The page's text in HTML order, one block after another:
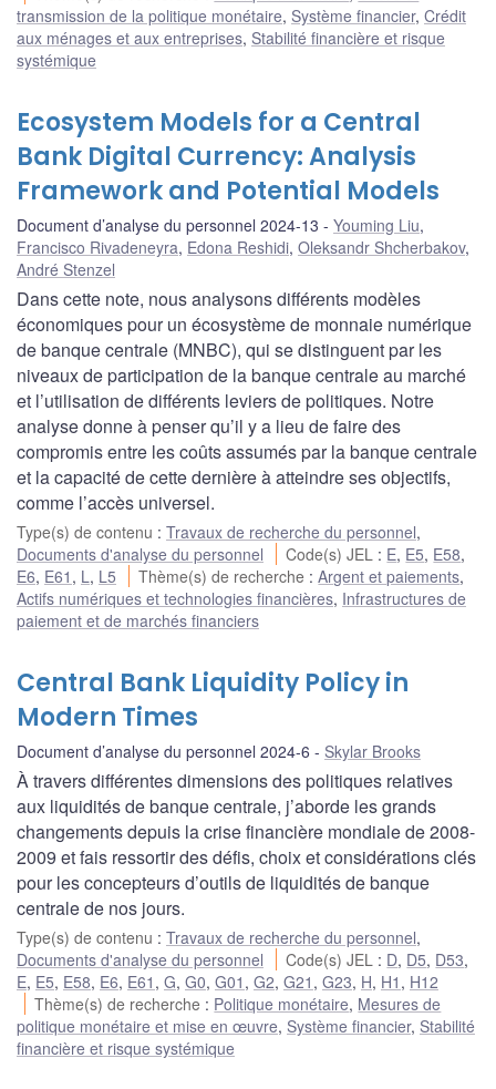
transmission de la politique monétaire, Système financier, Crédit
aux ménages et aux entreprises, Stabilité financière et risque
systémique
Ecosystem Models for a Central
Bank Digital Currency: Analysis
Framework and Potential Models
Document d’analyse du personnel 2024-13 Youming Liu,
Francisco Rivadeneyra, Edona Reshidi, Oleksandr Shcherbakov,
André Stenzel
Dans cette note, nous analysons différents modèles
économiques pour un écosystème de monnaie numérique
de banque centrale (MNBC), qui se distinguent par les
niveaux de participation de la banque centrale au marché
et l’utilisation de différents leviers de politiques. Notre
analyse donne à penser qu’il y a lieu de faire des
compromis entre les coûts assumés par la banque centrale
et la capacité de cette dernière à atteindre ses objectifs,
comme l’accès universel.
Type(s) de contenu : Travaux de recherche du personnel,
Documents d'analyse du personnel
Code(s) JEL : E, E5, E58,
E6, E61 , L , L5 Thème(s) de recherche :Argent et paiements,
Actifs numériques et technologies financières, Infrastructures de
paiement et de marchés financiers
Central Bank Liquidity Policy in
Modern Times
Document d’analyse du personnel 2024-6 Skylar Brooks
À travers différentes dimensions des politiques relatives
aux liquidités de banque centrale, j’aborde les grands
changements depuis la crise financière mondiale de 2008-
2009 et fais ressortir des défis, choix et considérations clés
pour les concepteurs d’outils de liquidités de banque
centrale de nos jours.
Type(s) de contenu : Travaux de recherche du personnel,
Documents d'analyse du personnel
Code(s) JEL : D, D5, D53,
E, E5, E58, E6, E61 , G, G0, G01 , G2, G21 , G23, H, H1 , H12
Thème(s) de recherche : Politique monétaire, Mesures de
politique monétaire et mise en œuvre, Système financier, Stabilité
financière et risque systémique